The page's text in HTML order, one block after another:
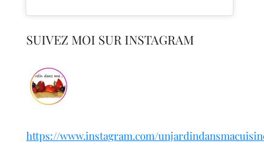
SUIVEZ MOI SUR INSTAGRAM
https://www.instagram.com/